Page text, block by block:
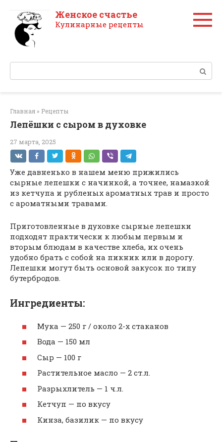
контенту
Женское счастье
Кулинарные рецепты
Поиск:
Главная » Рецепты
Лепёшки с сыром в духовке
27 марта, 2025
Уже давненько в нашем меню прижились
сырные лепешки с начинкой, а точнее, намазкой
из кетчупа и рубленых ароматных трав и просто
с ароматными травами.
Приготовленные в духовке сырные лепешки
подходят практически к любым первым и
вторым блюдам в качестве хлеба, их очень
удобно брать с собой на пикник или в дорогу.
Лепешки могут быть основой закусок по типу
бутербродов.
Ингредиенты:
Мука — 250 г / около 2-х стаканов
Вода — 150 мл
Сыр — 100 г
Растительное масло — 2 ст.л.
Разрыхлитель — 1 ч.л.
Кетчуп — по вкусу
Кинза, базилик — по вкусу